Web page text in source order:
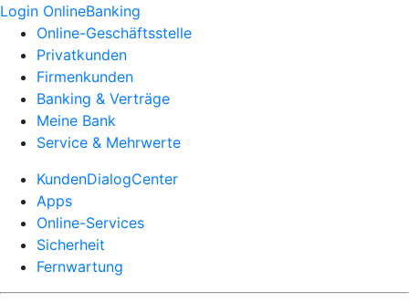
Login OnlineBanking
Online-Geschäftsstelle
Privatkunden
Firmenkunden
Banking & Verträge
Meine Bank
Service & Mehrwerte
KundenDialogCenter
Apps
Online-Services
Sicherheit
Fernwartung